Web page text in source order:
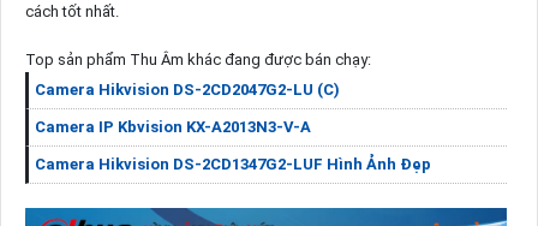
cách tốt nhất.
Top sản phẩm Thu Âm khác đang được bán chạy:
Camera Hikvision DS-2CD2047G2-LU (C)
Camera IP Kbvision KX-A2013N3-V-A
Camera Hikvision DS-2CD1347G2-LUF Hình Ảnh Đẹp